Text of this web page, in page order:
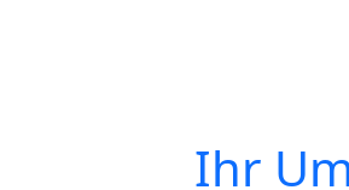
Ihr